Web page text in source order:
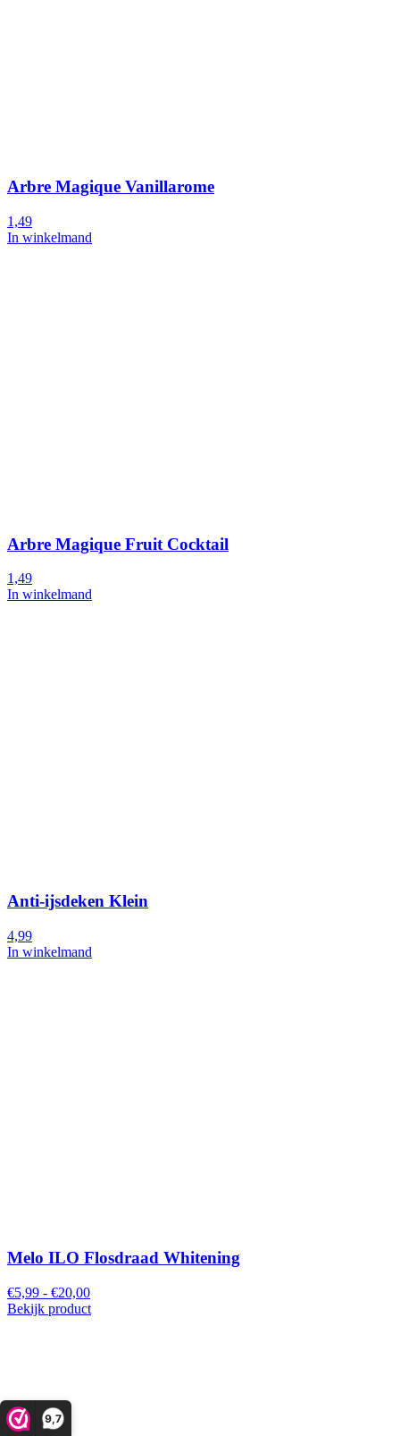
9,7
Arbre Magique Vanillarome
1,49
In winkelmand
Arbre Magique Fruit Cocktail
1,49
In winkelmand
Anti-ijsdeken Klein
4,99
In winkelmand
Melo ILO Flosdraad Whitening
€5,99 - €20,00
Bekijk product